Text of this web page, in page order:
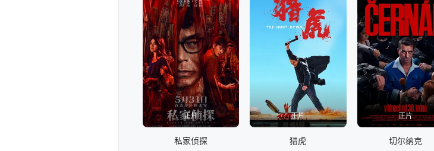
正片
私家侦探
正片
猎虎
正片
切尔纳克